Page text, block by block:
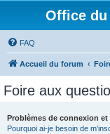
Office
FAQ
Accueil du forum
Foire aux
Problèmes de connexion et
Pourquoi ai-je besoin de